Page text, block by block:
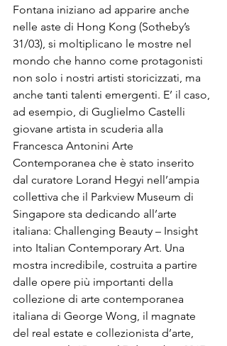
Fontana iniziano ad apparire anche
nelle aste di Hong Kong (Sotheby’s
31/03), si moltiplicano le mostre nel
mondo che hanno come protagonisti
non solo i nostri artisti storicizzati, ma
anche tanti talenti emergenti. E’ il caso,
ad esempio, di Guglielmo Castelli
giovane artista in scuderia alla
Francesca Antonini Arte
Contemporanea che è stato inserito
dal curatore Lorand Hegyi nell’ampia
collettiva che il Parkview Museum di
Singapore sta dedicando all’arte
italiana: Challenging Beauty – Insight
into Italian Contemporary Art. Una
mostra incredibile, costruita a partire
dalle opere più importanti della
collezione di arte contemporanea
italiana di George Wong, il magnate
del real estate e collezionista d’arte,